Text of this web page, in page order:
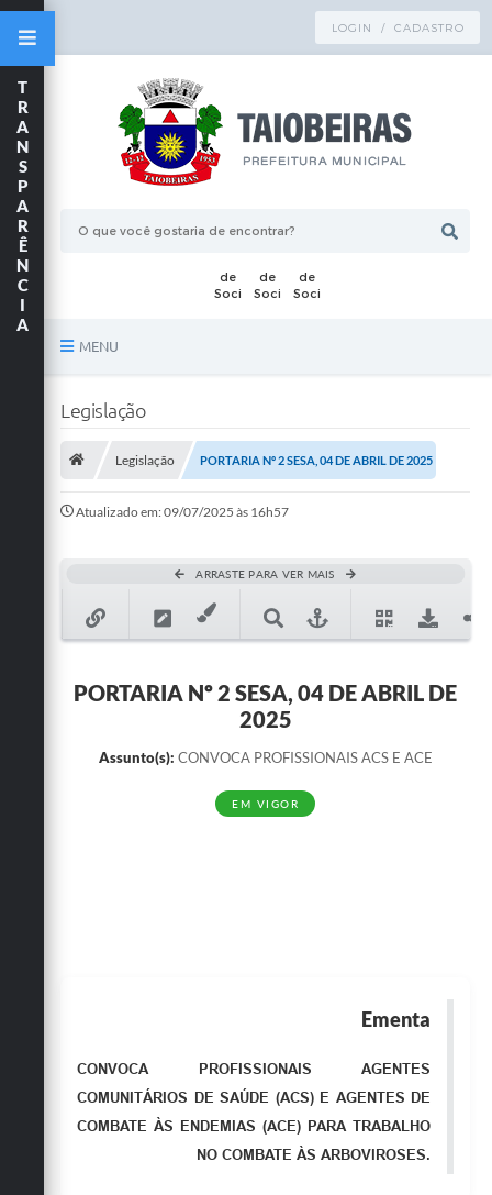
LOGIN / CADASTRO
MENU
Mapa do Site
SIC
Galeria de Fotos
Galeria de Vídeos
T
R
A
N
S
P
A
R
Ê
N
C
I
A
Legislação
Legislação PORTARIA Nº 2 SESA, 04 DE ABRIL DE 2025
Atualizado em: 09/07/2025 às 16h57
ARRASTE PARA VER MAIS
PORTARIA Nº 2 SESA, 04 DE ABRIL DE
2025
Assunto(s): CONVOCA PROFISSIONAIS ACS E ACE
EM VIGOR
Ementa
CONVOCA PROFISSIONAIS AGENTES
COMUNITÁRIOS DE SAÚDE (ACS) E AGENTES DE
COMBATE ÀS ENDEMIAS (ACE) PARA TRABALHO
NO COMBATE ÀS ARBOVIROSES.